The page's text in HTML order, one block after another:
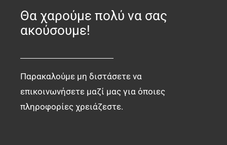
Θα χαρούμε πολύ να σας
ακούσουμε!
Παρακαλούμε μη διστάσετε να
επικοινωνήσετε μαζί μας για όποιες
πληροφορίες χρειάζεστε.